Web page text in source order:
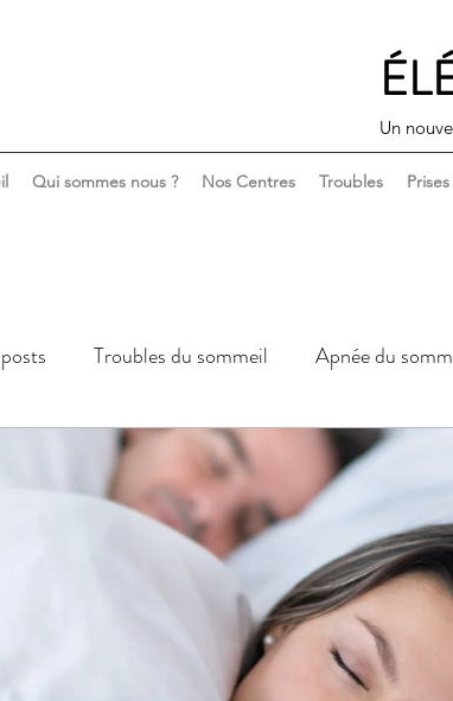
Un
Qui sommes nous ? Nos Centres Troubles
Troubles du sommeil Apnée du
& santé mentale Sommeil, corps & santé